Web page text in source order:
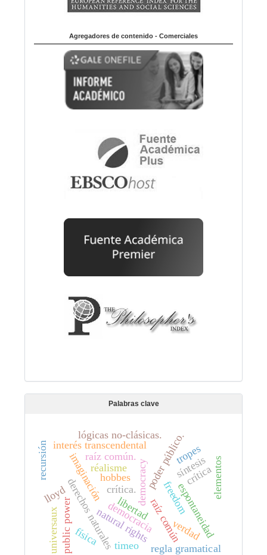
Agregadores de contenido - Comerciales
Palabras clave
democracy
democracia
freedom
derechos naturaleshobbes
libertad
natural rights
poder público.
public power
imaginaciónraíz común.
espontaneidad
síntesis
raíz común
interés transcendental
lloyd
timeo
física
elementos
tropes
universaux
réalisme
lógicas no-clásicas.
recursión
regla gramatical
verdad
crítica.
crítica